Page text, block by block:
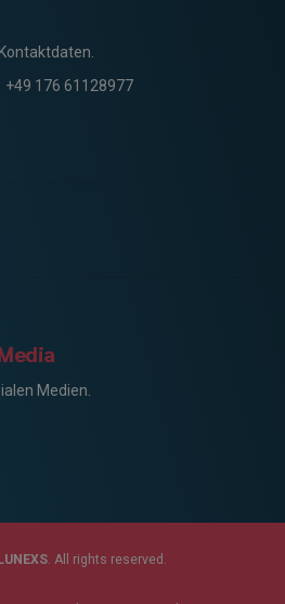
+49 176 61128977
Medien.
LUNEXS. All rights reserved.